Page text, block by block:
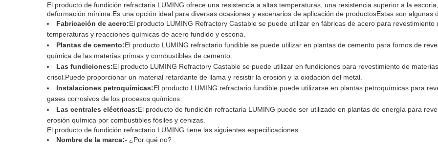
El producto de fundición refractaria LUMING ofrece una resistencia a altas temperaturas, una resistencia superior a la
deformación mínima.Es una opción ideal para diversas ocasiones y escenarios de aplicación de productosEstas son algunas
Fabricación de acero:El producto LUMING Refractory Castable se puede utilizar en fábricas de acero para
temperaturas y reacciones químicas de acero fundido y escoria.
Plantas de cemento:El producto LUMING refractario fundible se puede utilizar en plantas de cemento para fornos de
química de las materias primas y combustibles de cemento.
Las fundiciones:El producto LUMING Refractory Castable se puede utilizar en fundiciones para revestimiento de
crisol.Puede proporcionar un material retardante de llama y resistir la erosión y la oxidación del metal.
Instalaciones petroquímicas:El producto LUMING refractario fundible puede utilizarse en plantas petroquímicas para
gases corrosivos de los procesos químicos.
Las centrales eléctricas:El producto de fundición refractaria LUMING puede ser utilizado en plantas de energía para
erosión química por combustibles fósiles y cenizas.
El producto de fundición refractario LUMING tiene las siguientes especificaciones:
Nombre de la marca:- ¿Por qué no?